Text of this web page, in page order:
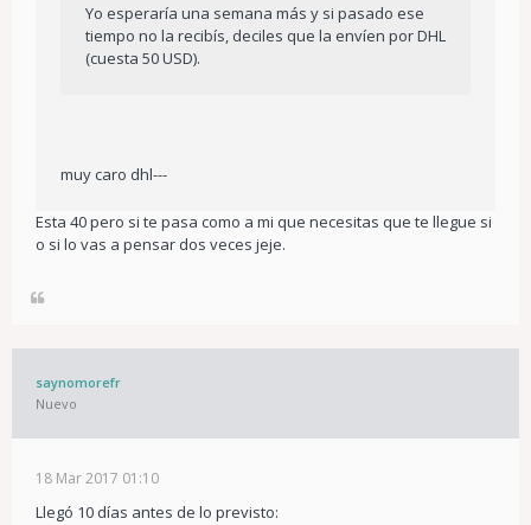
Yo esperaría una semana más y si pasado ese
tiempo no la recibís, deciles que la envíen por DHL
(cuesta 50 USD).
muy caro dhl---
Esta 40 pero si te pasa como a mi que necesitas que te llegue si
o si lo vas a pensar dos veces jeje.
saynomorefr
Nuevo
18 Mar 2017 01:10
Llegó 10 días antes de lo previsto: